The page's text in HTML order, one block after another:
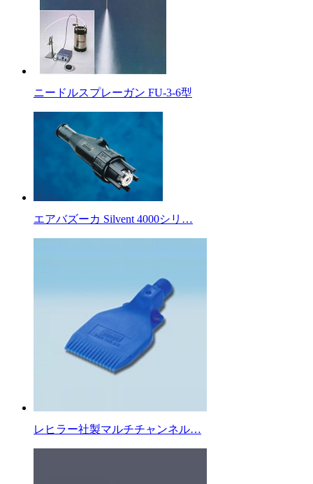
ニードルスプレーガン FU-3-6型
エアバズーカ Silvent 4000シリ…
レヒラー社製マルチチャンネル…